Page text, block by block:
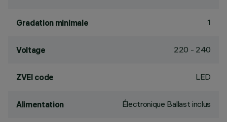
Gradation minimale 1
Voltage 220 - 240
ZVEI code LED
Alimentation Électronique Ballast inclus